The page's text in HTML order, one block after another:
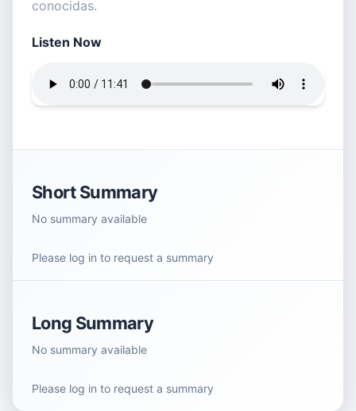
conocidas.
Listen Now
Short Summary
No summary available
Please log in to request a summary
Long Summary
No summary available
Please log in to request a summary